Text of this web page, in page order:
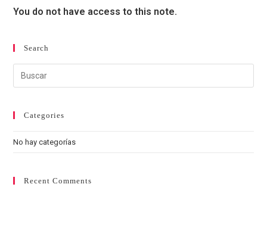
You do not have access to this note.
Search
Categories
No hay categorías
Recent Comments